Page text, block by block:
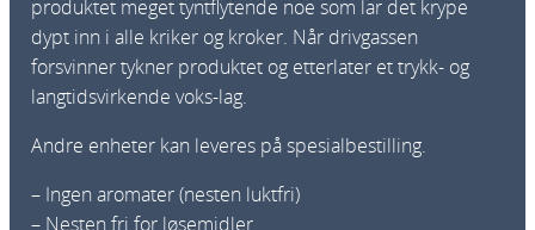
produktet meget tyntflytende noe som lar det krype
dypt inn i alle kriker og kroker. Når drivgassen
forsvinner tykner produktet og etterlater et trykk- og
langtidsvirkende voks-lag.
Andre enheter kan leveres på spesialbestilling.
– Ingen aromater (nesten luktfri)
– Nesten fri for løsemidler